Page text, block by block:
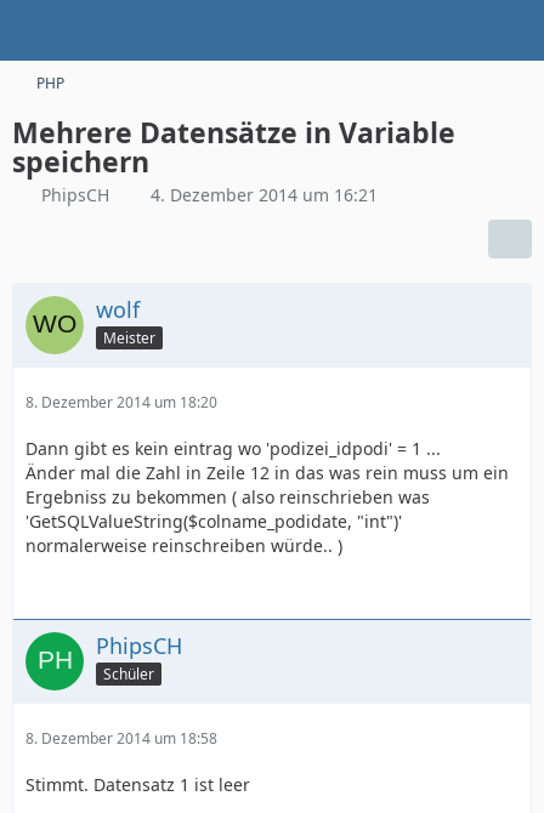
PHP
Mehrere Datensätze in Variable
speichern
PhipsCH 4. Dezember 2014 um 16:21
wolf
Meister
8. Dezember 2014 um 18:20
Dann gibt es kein eintrag wo 'podizei_idpodi' = 1 ...
Änder mal die Zahl in Zeile 12 in das was rein muss um ein
Ergebniss zu bekommen ( also reinschrieben was
'GetSQLValueString($colname_podidate, "int")'
normalerweise reinschreiben würde.. )
PhipsCH
Schüler
8. Dezember 2014 um 18:58
Stimmt. Datensatz 1 ist leer